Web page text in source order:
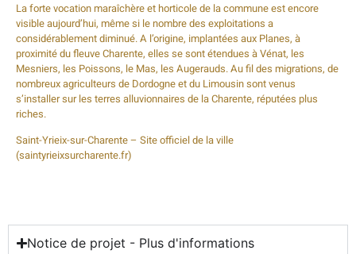
La forte vocation maraîchère et horticole de la commune est encore
visible aujourd’hui, même si le nombre des exploitations a
considérablement diminué. A l’origine, implantées aux Planes, à
proximité du fleuve Charente, elles se sont étendues à Vénat, les
Mesniers, les Poissons, le Mas, les Augerauds. Au fil des migrations, de
nombreux agriculteurs de Dordogne et du Limousin sont venus
s’installer sur les terres alluvionnaires de la Charente, réputées plus
riches.
Saint-Yrieix-sur-Charente – Site officiel de la ville
(saintyrieixsurcharente.fr)
Notice de projet - Plus d'informations